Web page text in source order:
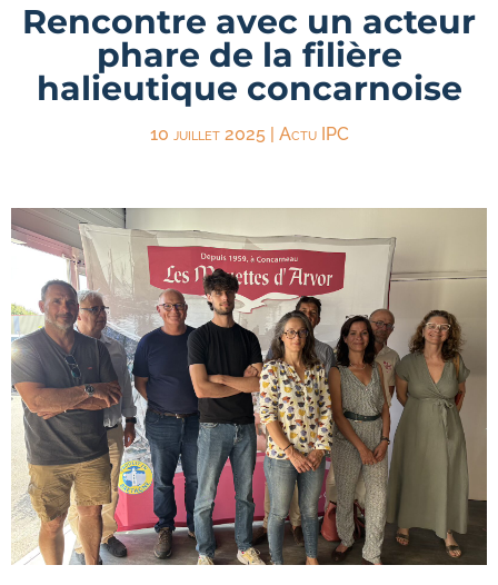
Rencontre avec un acteur
phare de la filière
halieutique concarnoise
10 juillet 2025| Actu IPC